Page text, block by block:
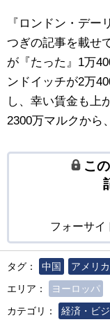
『ロンドン・デ
つぎの記事を載せ
が『たった』1万
ンドイッチが2万
し、幸い賃金も上
2300万マルクから
こ
フォーサイ
タグ： 中国 アメリカ
エリア：
ヨーロッパ
カテゴリ：
経済・ビ